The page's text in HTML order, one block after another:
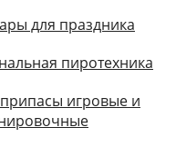
для праздника
пиротехника
игровые и